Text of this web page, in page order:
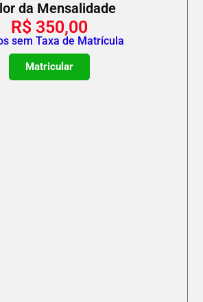
da Mensalidade
R$ 350,00
sem Taxa de Matrícula
Matricular